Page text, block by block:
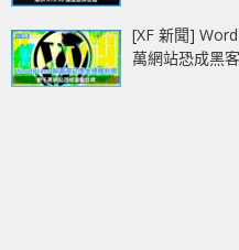
[XF 新聞]
萬網站恐成黑